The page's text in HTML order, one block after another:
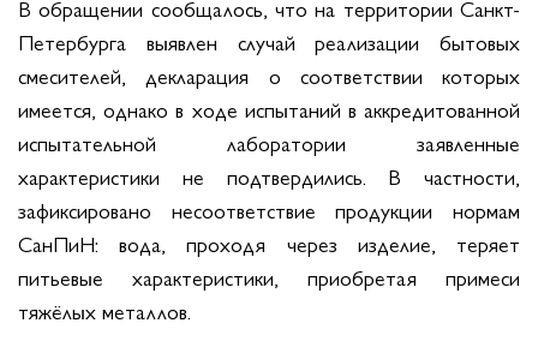
В обращении сообщалось, что на территории Санкт-
Петербурга выявлен случай реализации бытовых
смесителей, декларация о соответствии которых
имеется, однако в ходе испытаний в аккредитованной
испытательной лаборатории заявленные
характеристики не подтвердились. В частности,
зафиксировано несоответствие продукции нормам
СанПиН: вода, проходя через изделие, теряет
питьевые характеристики, приобретая примеси
тяжёлых металлов.